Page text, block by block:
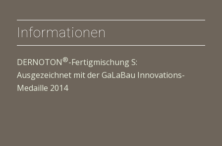
Informationen
DERNOTON®-Fertigmischung S:
Ausgezeichnet mit der GaLaBau Innovations-
Medaille 2014